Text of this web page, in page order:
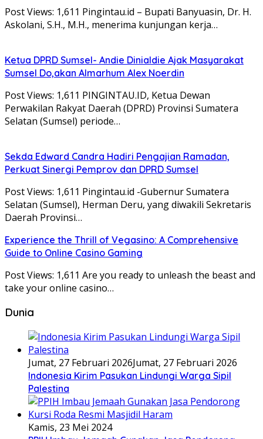
Post Views: 1,611 Pingintau.id – Bupati Banyuasin, Dr. H.
Askolani, S.H., M.H., menerima kunjungan kerja…
Ketua DPRD Sumsel- Andie Dinialdie Ajak Masyarakat
Sumsel Do,akan Almarhum Alex Noerdin
Post Views: 1,611 PINGINTAU.ID, Ketua Dewan
Perwakilan Rakyat Daerah (DPRD) Provinsi Sumatera
Selatan (Sumsel) periode…
Sekda Edward Candra Hadiri Pengajian Ramadan,
Perkuat Sinergi Pemprov dan DPRD Sumsel
Post Views: 1,611 Pingintau.id -Gubernur Sumatera
Selatan (Sumsel), Herman Deru, yang diwakili Sekretaris
Daerah Provinsi…
Experience the Thrill of Vegasino: A Comprehensive
Guide to Online Casino Gaming
Post Views: 1,611 Are you ready to unleash the beast and
take your online casino…
Dunia
Jumat, 27 Februari 2026Jumat, 27 Februari 2026
Indonesia Kirim Pasukan Lindungi Warga Sipil
Palestina
Kamis, 23 Mei 2024